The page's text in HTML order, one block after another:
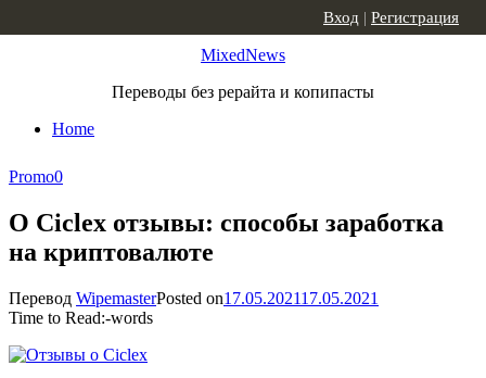
MixedNews
Переводы без рерайта и копипасты
Home
Вход | Регистрация
Promo0
О Ciclex отзывы: способы заработка
на криптовалюте
Перевод WipemasterPosted on17.05.202117.05.2021
Time to Read:-words